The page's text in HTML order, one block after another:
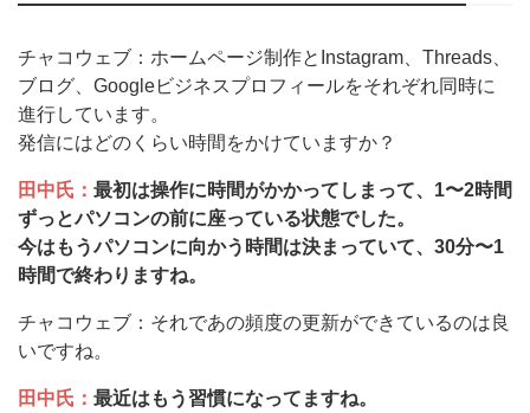
チャコウェブ：ホームページ制作とInstagram、Threads、
ブログ、Googleビジネスプロフィールをそれぞれ同時に
進行しています。
発信にはどのくらい時間をかけていますか？
田中氏： 最初は操作に時間がかかってしまって、1〜2時間
ずっとパソコンの前に座っている状態でした。
今はもうパソコンに向かう時間は決まっていて、30分〜1
時間で終わりますね。
チャコウェブ：それであの頻度の更新ができているのは良
いですね。
田中氏： 最近はもう習慣になってますね。